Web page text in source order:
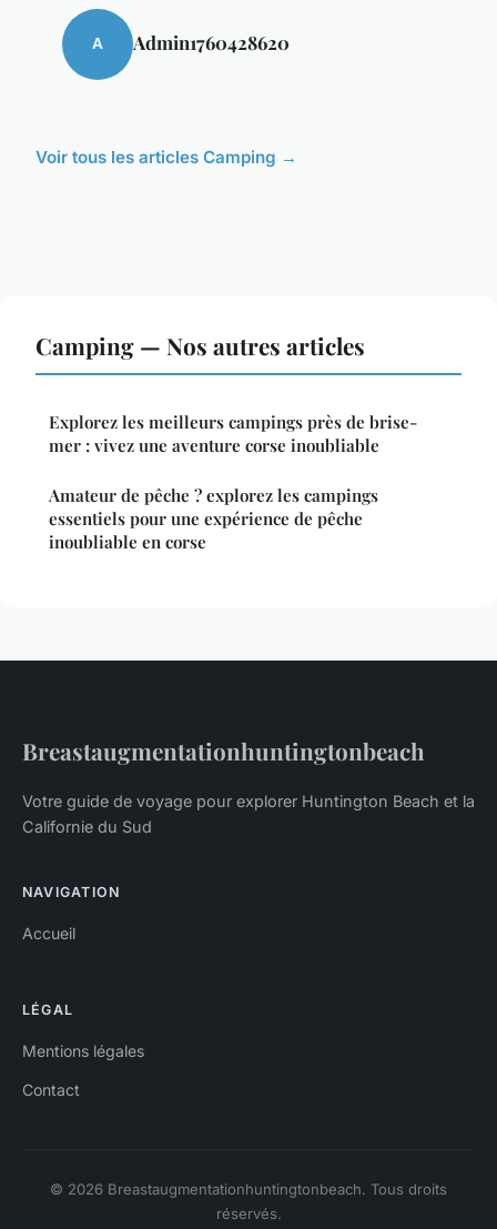
A Admin1760428620
Voir tous les articles Camping →
Camping — Nos autres articles
Explorez les meilleurs campings près de brise-
mer : vivez une aventure corse inoubliable
Amateur de pêche ? explorez les campings
essentiels pour une expérience de pêche
inoubliable en corse
Breastaugmentationhuntingtonbeach
Votre guide de voyage pour explorer Huntington Beach et la
Californie du Sud
NAVIGATION
Accueil
LÉGAL
Mentions légales
Contact
© 2026 Breastaugmentationhuntingtonbeach. Tous droits
réservés.